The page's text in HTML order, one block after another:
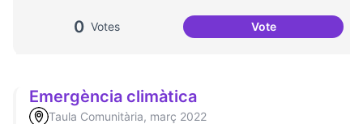
0 Votes VoteMés processos
Emergència climàtica
Taula Comunitària, març 2022